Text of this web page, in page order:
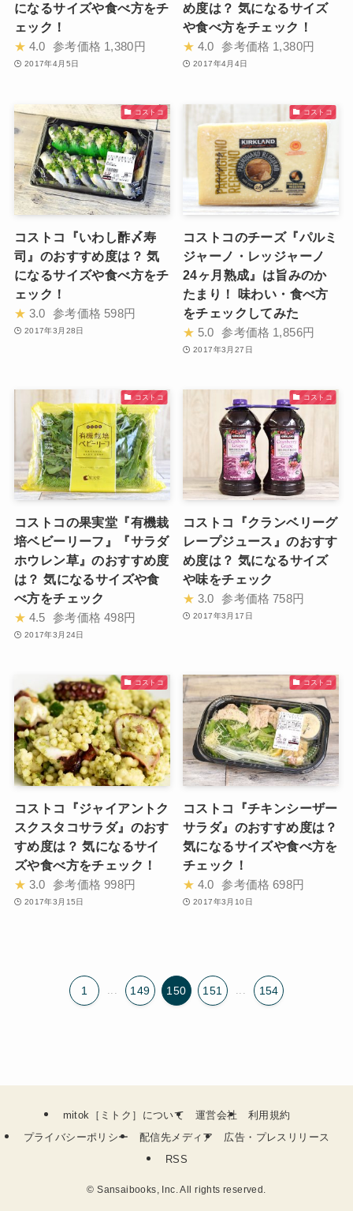
になるサイズや食べ方をチ
ェック！
★ 4.0 参考価格 1,380円
2017年4月5日
め度は？ 気になるサイズ
や食べ方をチェック！
★ 4.0 参考価格 1,380円
2017年4月4日
コストコ
コストコ『いわし酢〆寿
司』のおすすめ度は？ 気
になるサイズや食べ方をチ
ェック！
★ 3.0 参考価格 598円
2017年3月28日
コストコ
コストコのチーズ『パルミ
ジャーノ・レッジャーノ
24ヶ月熟成』は旨みのか
たまり！ 味わい・食べ方
をチェックしてみた
★ 5.0 参考価格 1,856円
2017年3月27日
コストコ
コストコの果実堂『有機栽
培ベビーリーフ』『サラダ
ホウレン草』のおすすめ度
は？ 気になるサイズや食
べ方をチェック
★ 4.5 参考価格 498円
2017年3月24日
コストコ
コストコ『クランベリーグ
レープジュース』のおすす
め度は？ 気になるサイズ
や味をチェック
★ 3.0 参考価格 758円
2017年3月17日
コストコ
コストコ『ジャイアントク
スクスタコサラダ』のおす
すめ度は？ 気になるサイ
ズや食べ方をチェック！
★ 3.0 参考価格 998円
2017年3月15日
コストコ
コストコ『チキンシーザー
サラダ』のおすすめ度は？
気になるサイズや食べ方を
チェック！
★ 4.0 参考価格 698円
2017年3月10日
1 149 150 151 154
mitok［ミトク］について 運営会社
利用規約
プライバシーポリシー
配信先メディア
広告・プレスリリース
RSS
© Sansaibooks, Inc. All rights reserved.